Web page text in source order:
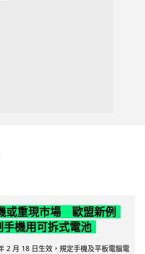
或重現市場 歐盟新例
機用可拆式電池
2 月 18 日生效，規定手機及平板電腦電